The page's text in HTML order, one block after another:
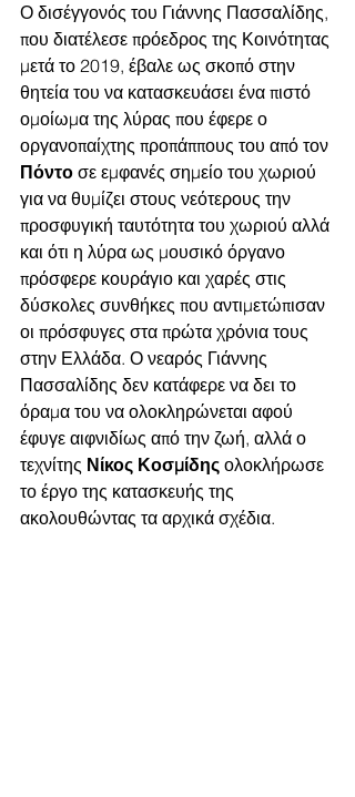
Ο δισέγγονός του Γιάννης Πασσαλίδης,
που διατέλεσε πρόεδρος της Κοινότητας
μετά το 2019, έβαλε ως σκοπό στην
θητεία του να κατασκευάσει ένα πιστό
ομοίωμα της λύρας που έφερε ο
οργανοπαίχτης προπάππους του από τον
Πόντο σε εμφανές σημείο του χωριού
για να θυμίζει στους νεότερους την
προσφυγική ταυτότητα του χωριού αλλά
και ότι η λύρα ως μουσικό όργανο
πρόσφερε κουράγιο και χαρές στις
δύσκολες συνθήκες που αντιμετώπισαν
οι πρόσφυγες στα πρώτα χρόνια τους
στην Ελλάδα. Ο νεαρός Γιάννης
Πασσαλίδης δεν κατάφερε να δει το
όραμα του να ολοκληρώνεται αφού
έφυγε αιφνιδίως από την ζωή, αλλά ο
τεχνίτης Νίκος Κοσμίδης ολοκλήρωσε
το έργο της κατασκευής της
ακολουθώντας τα αρχικά σχέδια.